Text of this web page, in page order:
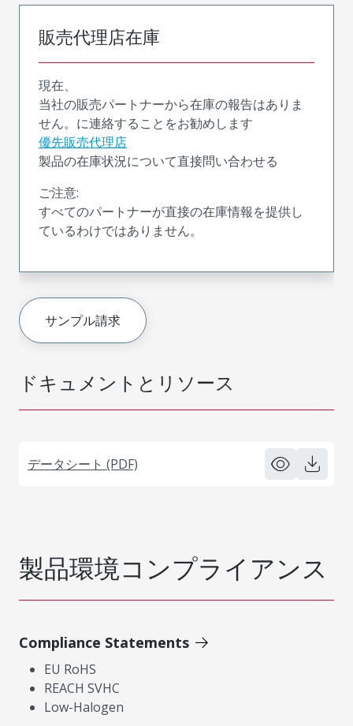
ドキュメントとリソース
データシート (PDF)
販売代理店在庫
現在、
当社の販売パートナーから在庫の報告はありま
せん。に連絡することをお勧めします
優先販売代理店
製品の在庫状況について直接問い合わせる
ご注意:
すべてのパートナーが直接の在庫情報を提供し
ているわけではありません。
サンプル請求
製品環境コンプライアンス
Compliance Statements
EU RoHS
REACH SVHC
Low-Halogen